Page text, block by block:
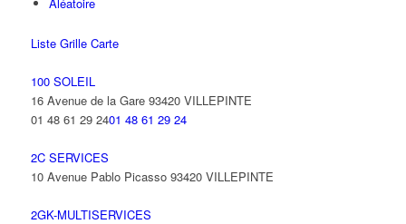
Liste Grille Carte
100 SOLEIL
16 Avenue de la Gare 93420 VILLEPINTE
01 48 61 29 2401 48 61 29 24
2C SERVICES
10 Avenue Pablo Picasso 93420 VILLEPINTE
2GK-MULTISERVICES